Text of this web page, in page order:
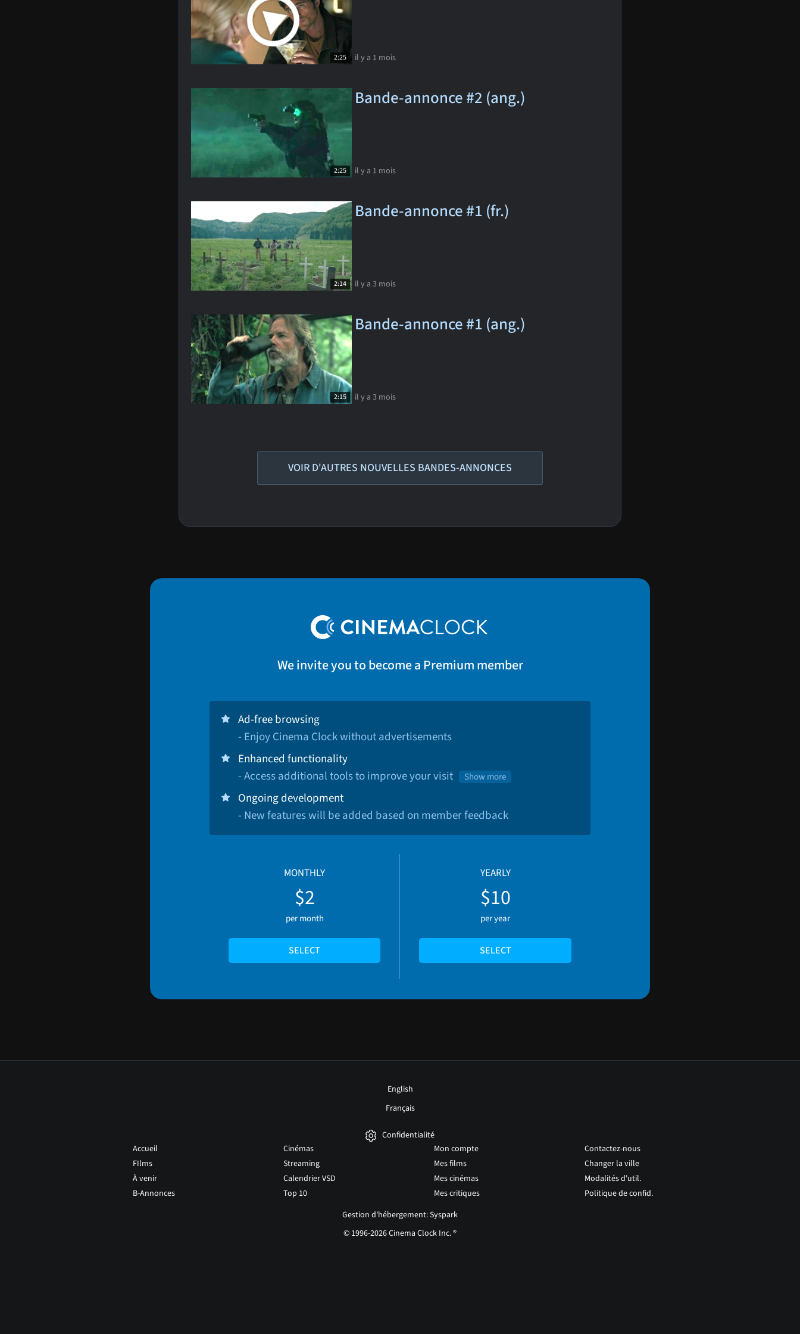
2:25 il y a 1 mois
2:25
Bande-annonce #2 (ang.)
il y a 1 mois
2:14
Bande-annonce #1 (fr.)
il y a 3 mois
2:15
Bande-annonce #1 (ang.)
il y a 3 mois
VOIR D'AUTRES NOUVELLES BANDES-ANNONCES
We invite you to become a Premium member
Ad-free browsing
- Enjoy Cinema Clock without advertisements
Enhanced functionality
- Access additional tools to improve your visit
Show more
Ongoing development
- New features will be added based on member feedback
MONTHLY
$2
per month
SELECT
YEARLY
$10
per year
SELECT
English
Français
Confidentialité
Accueil
FIlms
À venir
B-Annonces
Cinémas
Streaming
Calendrier VSD
Top 10
Mon compte
Mes films
Mes cinémas
Mes critiques
Contactez-nous
Changer la ville
Modalités d'util.
Politique de confid.
Gestion d'hébergement: Syspark
© 1996-2026 Cinema Clock Inc. ®